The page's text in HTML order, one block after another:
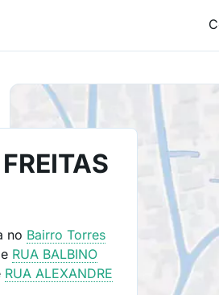
no BairroTorres
RUA BALBINO
RUA ALEXANDRE